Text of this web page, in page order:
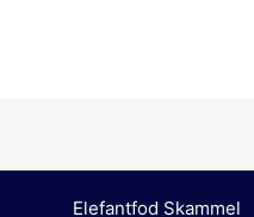
Elefantfod Skammel